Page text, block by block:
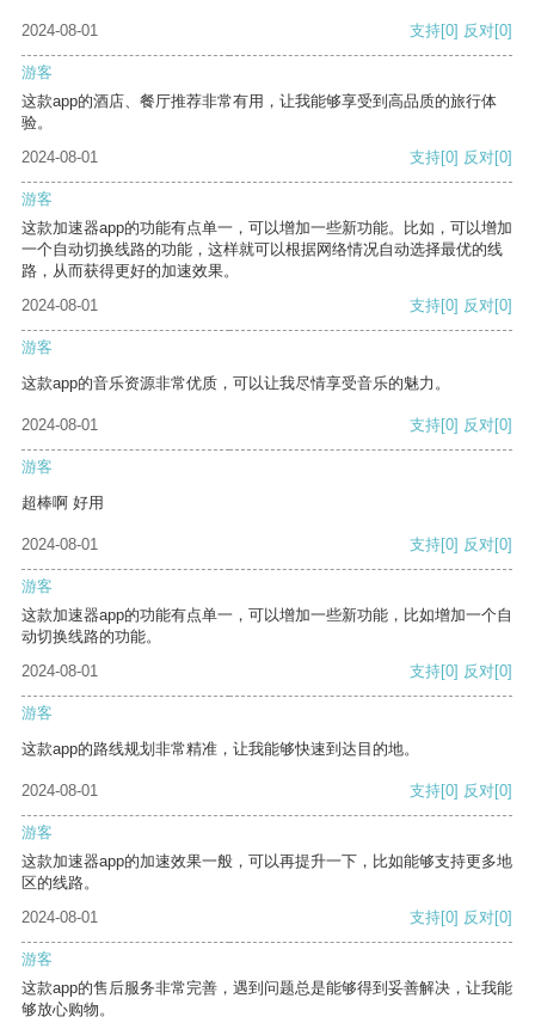
2024-08-01 支持[0] 反对[0]
游客
这款app的酒店、餐厅推荐非常有用，让我能够享受到高品质的旅行体
验。
2024-08-01
支持[0] 反对[0]
游客
这款加速器app的功能有点单一，可以增加一些新功能。比如，可以增加
一个自动切换线路的功能，这样就可以根据网络情况自动选择最优的线
路，从而获得更好的加速效果。
2024-08-01
支持[0] 反对[0]
游客
这款app的音乐资源非常优质，可以让我尽情享受音乐的魅力。
2024-08-01 支持[0] 反对[0]
游客
超棒啊 好用
2024-08-01 支持[0] 反对[0]
游客
这款加速器app的功能有点单一，可以增加一些新功能，比如增加一个自
动切换线路的功能。
2024-08-01
支持[0] 反对[0]
游客
这款app的路线规划非常精准，让我能够快速到达目的地。
2024-08-01 支持[0] 反对[0]
游客
这款加速器app的加速效果一般，可以再提升一下，比如能够支持更多地
区的线路。
2024-08-01
支持[0] 反对[0]
游客
这款app的售后服务非常完善，遇到问题总是能够得到妥善解决，让我能
够放心购物。